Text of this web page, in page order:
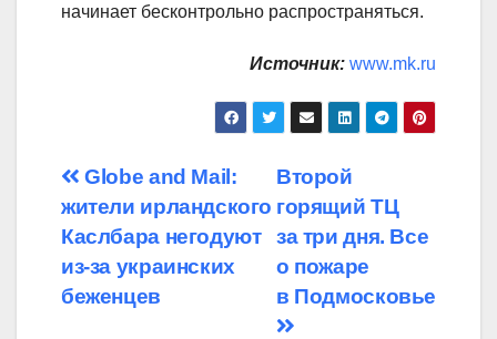
начинает бесконтрольно распространяться.
Источник: www.mk.ru
Навигация
по
записям
Второй
горящий ТЦ
за три дня. Все
о пожаре
в Подмосковье
Globe and Mail:
жители ирландского
Каслбара негодуют
из-за украинских
беженцев